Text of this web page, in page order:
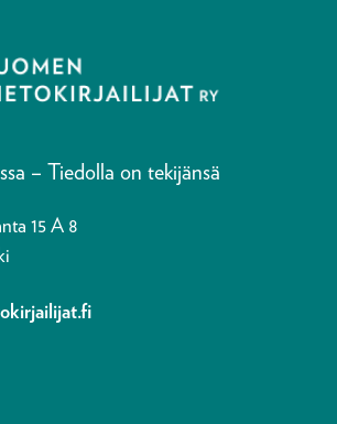
– Tiedolla on tekijänsä
15 A 8